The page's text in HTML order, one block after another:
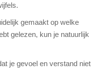
gemaakt op welke
gelezen, kun je natuurlijk
je gevoel en verstand niet